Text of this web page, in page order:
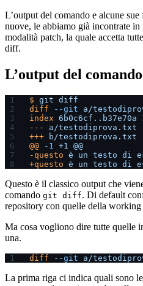
L’output del comando e alcune
nuove, le abbiamo già incontrate in
modalità patch, la quale accetta
diff.
L’output del
$ git diff
diff --git a/
index 6b0c6cf..b37e70a
---
a/testodiprova.txt
+++ b/testodiprova.txt
@@ -1 +1
@@
-questo è un testo di
+questo è un testo di
Questo è il classico output che
comando git diff. Di default
repository con quelle della working
Ma cosa vogliono dire tutte quelle
una.
diff --git a/
La prima riga ci indica quali sono